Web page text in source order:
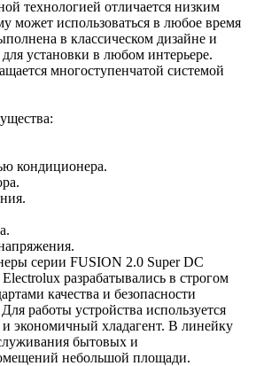
технологией отличается низким
может использоваться в любое время
в классическом дизайне и
установки в любом интерьере.
многоступенчатой системой
кондиционера.
серии FUSION 2.0 Super DC
разрабатывались в строгом
качества и безопасности
работы устройства используется
и экономичный хладагент. В линейку
бытовых и
небольшой площади.